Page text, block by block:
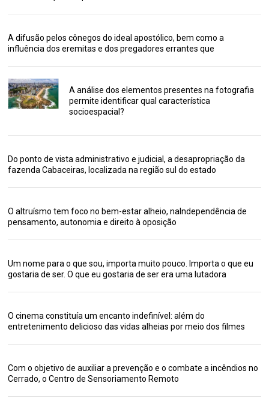
A difusão pelos cônegos do ideal apostólico, bem como a
influência dos eremitas e dos pregadores errantes que
A análise dos elementos presentes na fotografia
permite identificar qual característica
socioespacial?
Do ponto de vista administrativo e judicial, a desapropriação da
fazenda Cabaceiras, localizada na região sul do estado
O altruísmo tem foco no bem-estar alheio, naIndependência de
pensamento, autonomia e direito à oposição
Um nome para o que sou, importa muito pouco. Importa o que eu
gostaria de ser. O que eu gostaria de ser era uma lutadora
O cinema constituía um encanto indefinível: além do
entretenimento delicioso das vidas alheias por meio dos filmes
Com o objetivo de auxiliar a prevenção e o combate a incêndios no
Cerrado, o Centro de Sensoriamento Remoto